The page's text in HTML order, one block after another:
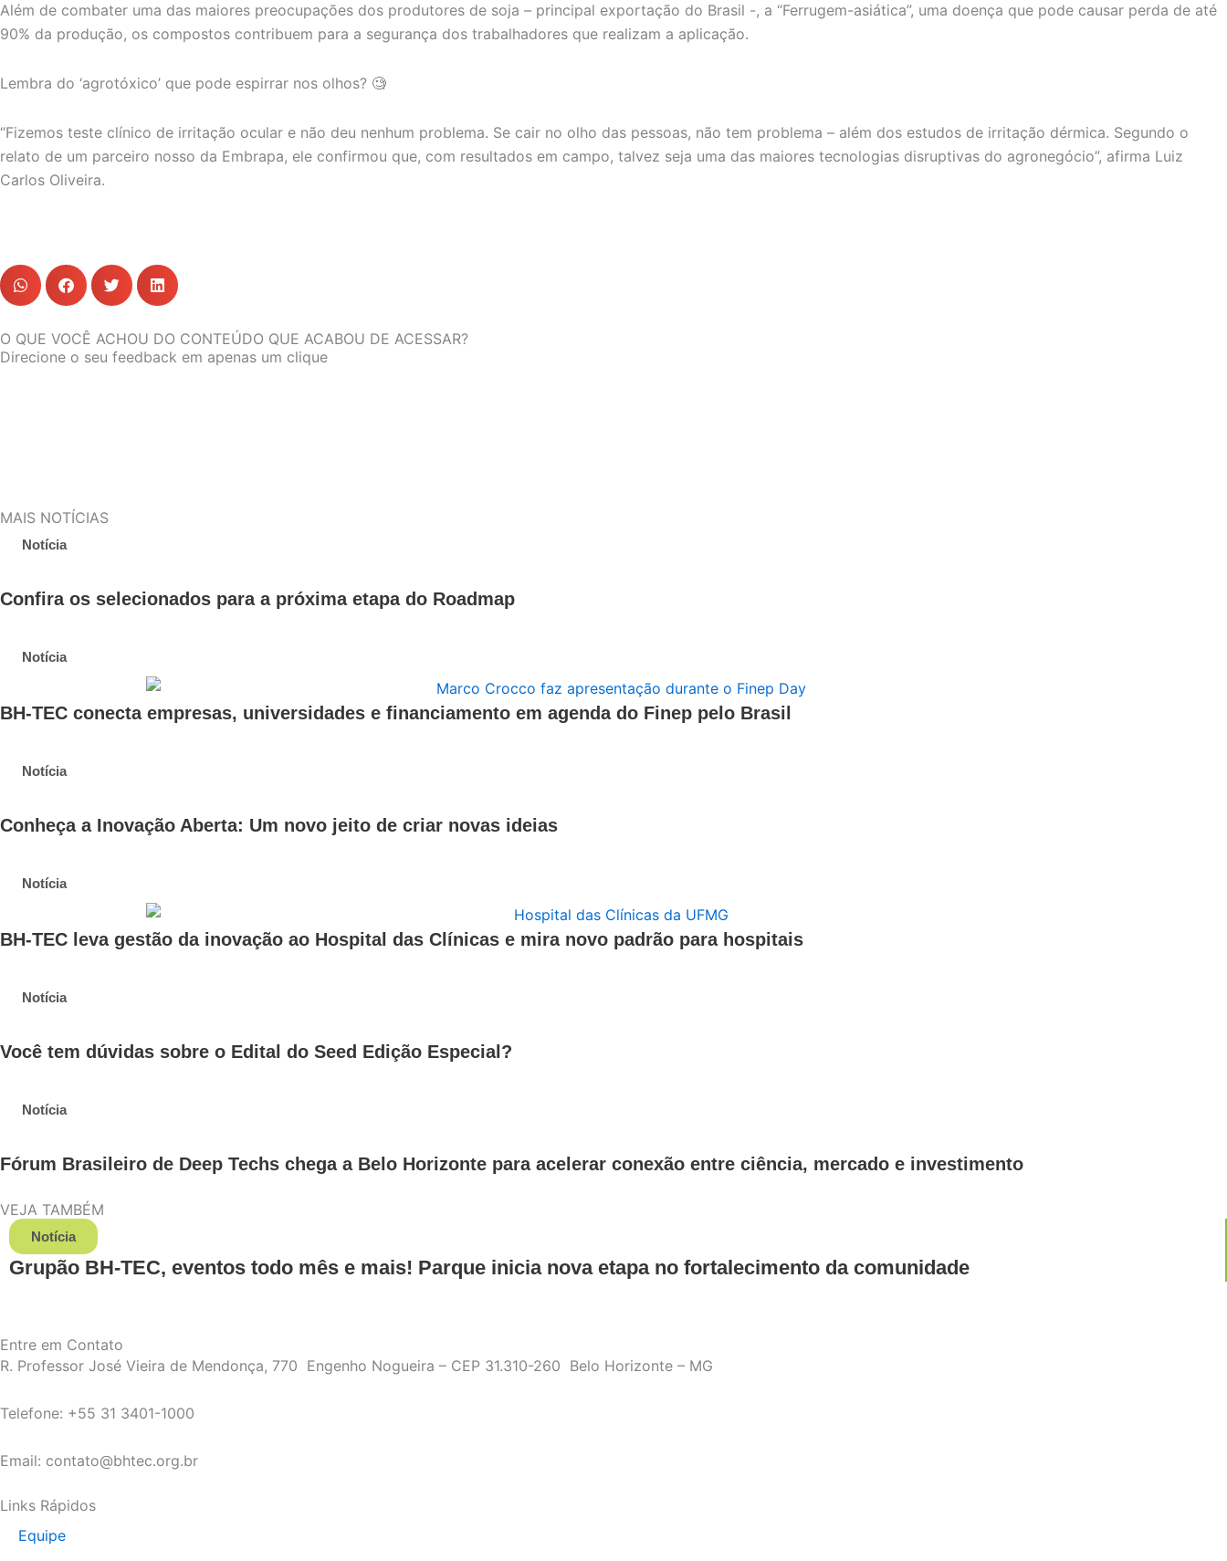
Além de combater uma das maiores preocupações dos produtores de soja – principal exportação do Brasil -, a “Ferrugem-asiática”, uma doença que pode causar perda de até
90% da produção, os compostos contribuem para a segurança dos trabalhadores que realizam a aplicação.
Lembra do ‘agrotóxico’ que pode espirrar nos olhos? 🧐
“Fizemos teste clínico de irritação ocular e não deu nenhum problema. Se cair no olho das pessoas, não tem problema – além dos estudos de irritação dérmica. Segundo o
relato de um parceiro nosso da Embrapa, ele confirmou que, com resultados em campo, talvez seja uma das maiores tecnologias disruptivas do agronegócio”, afirma Luiz
Carlos Oliveira.
O QUE VOCÊ ACHOU DO CONTEÚDO QUE ACABOU DE ACESSAR?
Direcione o seu feedback em apenas um clique
MAIS NOTÍCIAS
Notícia
Confira os selecionados para a próxima etapa do Roadmap
Notícia
BH-TEC conecta empresas, universidades e financiamento em agenda do Finep pelo Brasil
Notícia
Conheça a Inovação Aberta: Um novo jeito de criar novas ideias
Notícia
BH-TEC leva gestão da inovação ao Hospital das Clínicas e mira novo padrão para hospitais
Notícia
Você tem dúvidas sobre o Edital do Seed Edição Especial?
Notícia
Fórum Brasileiro de Deep Techs chega a Belo Horizonte para acelerar conexão entre ciência, mercado e investimento
VEJA TAMBÉM
Notícia
Grupão BH-TEC, eventos todo mês e mais! Parque inicia nova etapa no fortalecimento da comunidade
Entre em Contato
R. Professor José Vieira de Mendonça, 770 Engenho Nogueira – CEP 31.310-260 Belo Horizonte – MG
Telefone: +55 31 3401-1000
Email: contato@bhtec.org.br
Links Rápidos
Equipe